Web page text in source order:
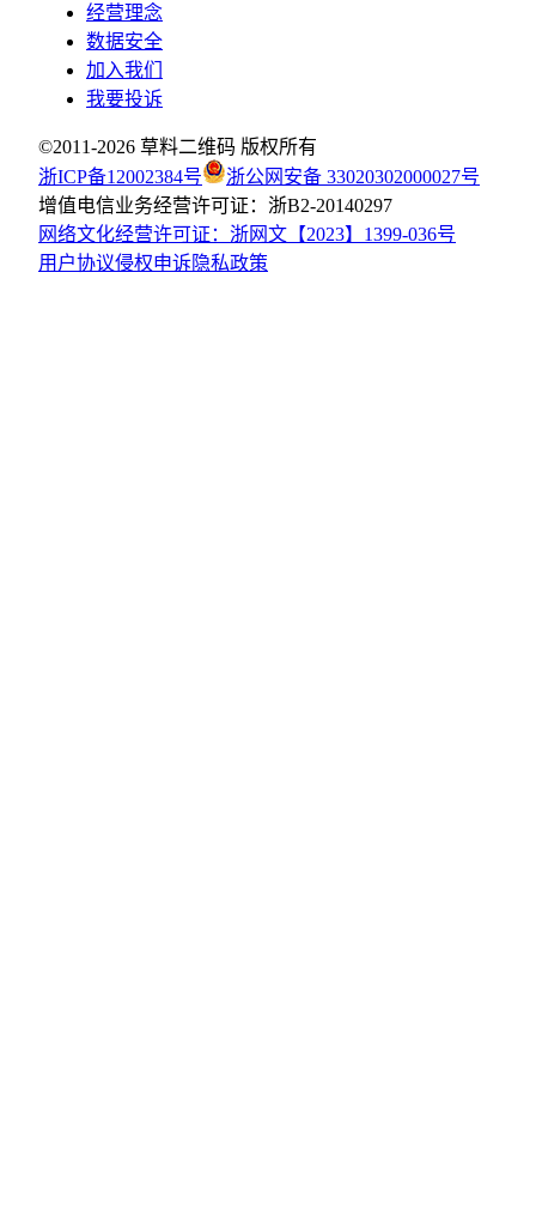
经营理念
数据安全
加入我们
我要投诉
©2011-2026 草料二维码 版权所有
浙ICP备12002384号
浙公网安备 33020302000027号
增值电信业务经营许可证：浙B2-20140297
网络文化经营许可证：浙网文【2023】1399-036号
用户协议侵权申诉隐私政策